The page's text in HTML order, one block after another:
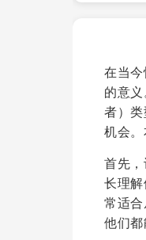
在当
的意
者）
机会
首先
长理
常适
他们都